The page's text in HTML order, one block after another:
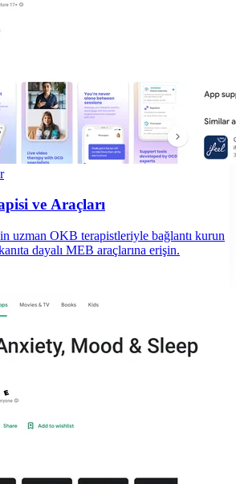
ve Araçları
uzman OKB terapistleriyle bağlantı kurun
dayalı MEB araçlarına erişin.